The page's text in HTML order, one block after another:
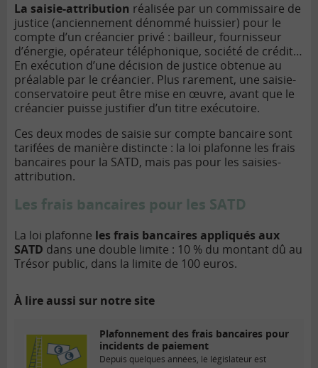
La saisie-attribution réalisée par un commissaire de
justice (anciennement dénommé huissier) pour le
compte d’un créancier privé : bailleur, fournisseur
d’énergie, opérateur téléphonique, société de crédit…
En exécution d’une décision de justice obtenue au
préalable par le créancier. Plus rarement, une saisie-
conservatoire peut être mise en œuvre, avant que le
créancier puisse justifier d’un titre exécutoire.
Ces deux modes de saisie sur compte bancaire sont
tarifées de manière distincte : la loi plafonne les frais
bancaires pour la SATD, mais pas pour les saisies-
attribution.
Les frais bancaires pour les SATD
La loi plafonne les frais bancaires appliqués aux
SATD dans une double limite : 10 % du montant dû au
Trésor public, dans la limite de 100 euros.
À lire aussi sur notre site
Plafonnement des frais bancaires pour
incidents de paiement
Depuis quelques années, le législateur est